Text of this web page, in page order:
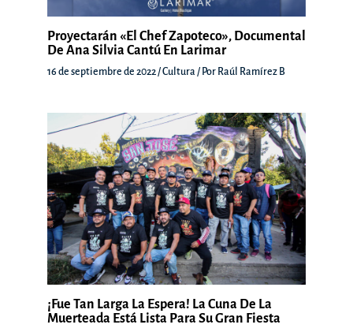
Proyectarán «El Chef Zapoteco», Documental
De Ana Silvia Cantú En Larimar
16 de septiembre de 2022 /Cultura / Por Raúl Ramírez B
¡Fue Tan Larga La Espera! La Cuna De La
Muerteada Está Lista Para Su Gran Fiesta